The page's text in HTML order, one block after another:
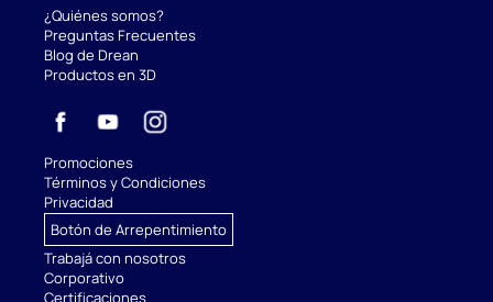
¿Quiénes somos?
Preguntas Frecuentes
Blog de Drean
Productos en 3D
Promociones
Términos y Condiciones
Privacidad
Botón de Arrepentimiento
Trabajá con nosotros
Corporativo